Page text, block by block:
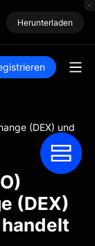
Herunterladen
(DEX) und
(DEX)